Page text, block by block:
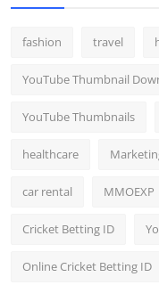
fashion travel
YouTube Thumbnail
YouTube Thumbnails
healthcare
car rental MMOEXP
Cricket Betting ID
Online Cricket Betting ID